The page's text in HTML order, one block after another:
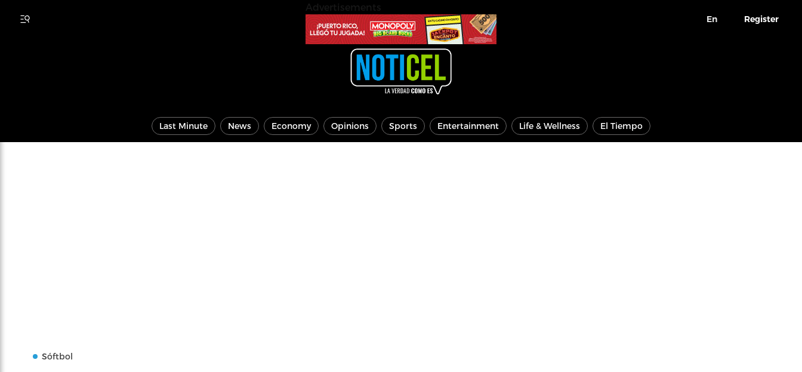
En Register
Last Minute News Economy Opinions Sports Entertainment Life & Wellness El Tiempo
Sóftbol